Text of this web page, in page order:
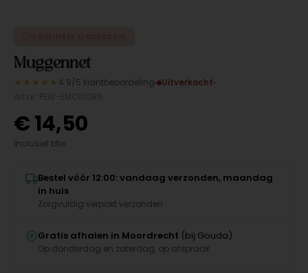
Muggennet
★★★★★ 4.9/5 klantbeoordeling
Uitverkocht
€14,50
Inclusief btw
Bestel vóór 12:00: vandaag verzonden, maandag
in huis
Zorgvuldig verpakt verzonden
Gratis afhalen in Moordrecht (bij Gouda)
Op donderdag en zaterdag, op afspraak